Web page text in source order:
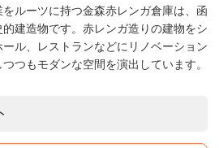
ルーツに持つ金森赤レンガ倉庫は、函
建造物です。赤レンガ造りの建物をシ
ル、レストランなどにリノベーション
つもモダンな空間を演出しています。